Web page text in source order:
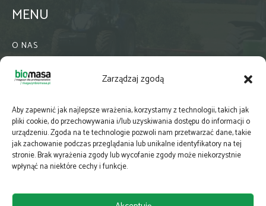
Zarządzaj zgodą
Aby zapewnić jak najlepsze wrażenia, korzystamy z technologii, takich jak
pliki cookie, do przechowywania i/lub uzyskiwania dostępu do informacji o
urządzeniu. Zgoda na te technologie pozwoli nam przetwarzać dane, takie
jak zachowanie podczas przeglądania lub unikalne identyfikatory na tej
stronie. Brak wyrażenia zgody lub wycofanie zgody może niekorzystnie
wpłynąć na niektóre cechy i funkcje.
MENU
O NAS
WSPÓŁPRACA
PRENUMERATA
NEWSLETTER
MAPY
E-WYDANIE